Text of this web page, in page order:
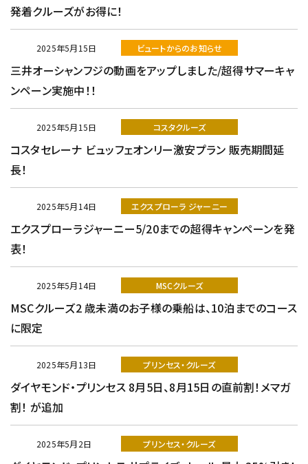
発着クルーズがお得に！
2025年5月15日 ビュートからのお知らせ
三井オーシャンフジの動画をアップしました/超得サマーキャ
ンペーン実施中！！
2025年5月15日 コスタクルーズ
コスタセレーナ ビュッフェオンリー激安プラン 販売期間延
長！
2025年5月14日 エクスプローラ ジャーニー
エクスプローラジャーニー5/20までの超得キャンペーンを発
表！
2025年5月14日 MSCクルーズ
MSCクルーズ2 歳未満のお子様の乗船は、10泊までのコース
に限定
2025年5月13日 プリンセス・クルーズ
ダイヤモンド・プリンセス 8月5日、8月15日の直前割！メマガ
割！ が追加
2025年5月2日 プリンセス・クルーズ